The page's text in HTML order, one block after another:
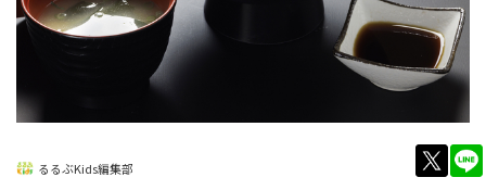
るるぶKids編集部